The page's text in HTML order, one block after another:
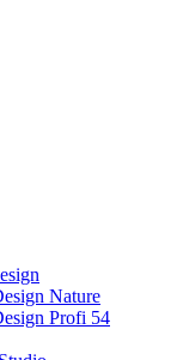
Nature
Profi 54